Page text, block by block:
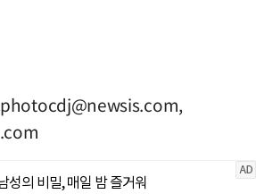
photocdj@newsis.com,